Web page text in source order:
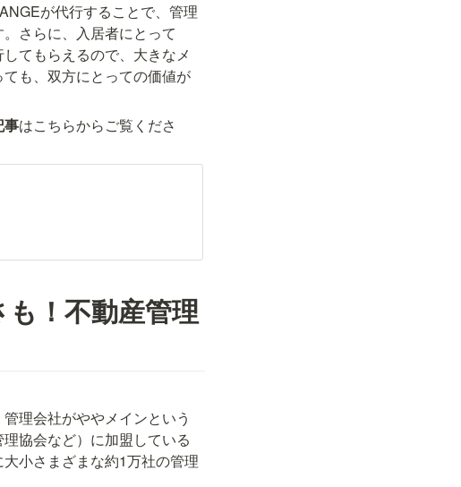
が代行することで、管理
さらに、入居者にとって
てもらえるので、大きなメ
も、双方にとっての価値が
事はこちらからご覧くださ
！不動産管理
理会社がややメインという
協会など）に加盟している
小さまざまな約1万社の管理